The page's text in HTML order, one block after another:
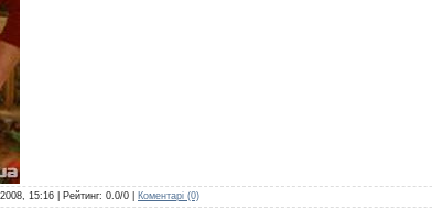
15:16 | Рейтинг: 0.0/0 | Коментарі (0)